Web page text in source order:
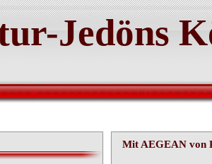
Jedöns
Mit AEGEAN von